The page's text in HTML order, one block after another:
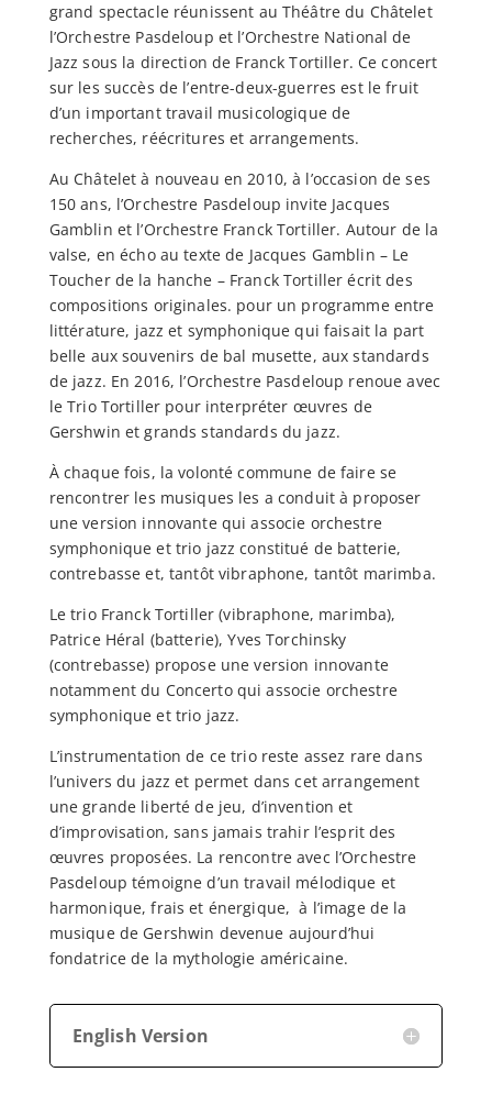
grand spectacle réunissent au Théâtre du Châtelet
l’Orchestre Pasdeloup et l’Orchestre National de
Jazz sous la direction de Franck Tortiller. Ce concert
sur les succès de l’entre-deux-guerres est le fruit
d’un important travail musicologique de
recherches, réécritures et arrangements.
Au Châtelet à nouveau en 2010, à l’occasion de ses
150 ans, l’Orchestre Pasdeloup invite Jacques
Gamblin et l’Orchestre Franck Tortiller. Autour de la
valse, en écho au texte de Jacques Gamblin – Le
Toucher de la hanche – Franck Tortiller écrit des
compositions originales. pour un programme entre
littérature, jazz et symphonique qui faisait la part
belle aux souvenirs de bal musette, aux standards
de jazz. En 2016, l’Orchestre Pasdeloup renoue avec
le Trio Tortiller pour interpréter œuvres de
Gershwin et grands standards du jazz.
À chaque fois, la volonté commune de faire se
rencontrer les musiques les a conduit à proposer
une version innovante qui associe orchestre
symphonique et trio jazz constitué de batterie,
contrebasse et, tantôt vibraphone, tantôt marimba.
Le trio Franck Tortiller (vibraphone, marimba),
Patrice Héral (batterie), Yves Torchinsky
(contrebasse) propose une version innovante
notamment du Concerto qui associe orchestre
symphonique et trio jazz.
L’instrumentation de ce trio reste assez rare dans
l’univers du jazz et permet dans cet arrangement
une grande liberté de jeu, d’invention et
d’improvisation, sans jamais trahir l’esprit des
œuvres proposées. La rencontre avec l’Orchestre
Pasdeloup témoigne d’un travail mélodique et
harmonique, frais et énergique, à l’image de la
musique de Gershwin devenue aujourd’hui
fondatrice de la mythologie américaine.
English Version